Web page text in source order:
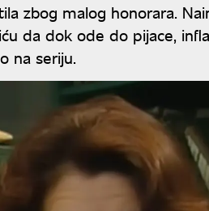
zbog malog honorara.
da dok ode do pijace,
na seriju.